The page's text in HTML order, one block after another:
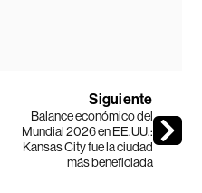
Siguiente
Balance económico del
Mundial 2026 en EE.UU.:
Kansas City fue la ciudad
más beneficiada